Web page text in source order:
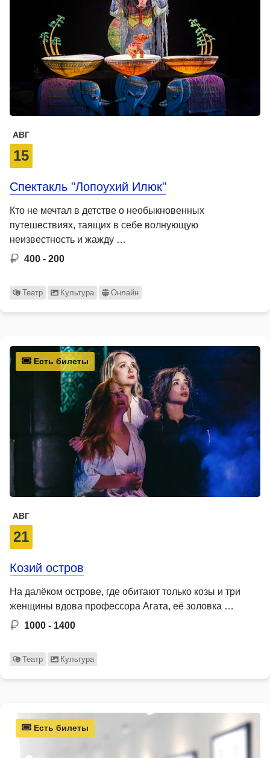
АВГ
15
Спектакль "Лопоухий Илюк"
Кто не мечтал в детстве о необыкновенных
путешествиях, таящих в себе волнующую
неизвестность и жажду …
400 - 200
Театр Культура Онлайн
Есть билеты
АВГ
21
Козий остров
На далёком острове, где обитают только козы и три
женщины вдова профессора Агата, её золовка …
1000 - 1400
Театр Культура
Есть билеты